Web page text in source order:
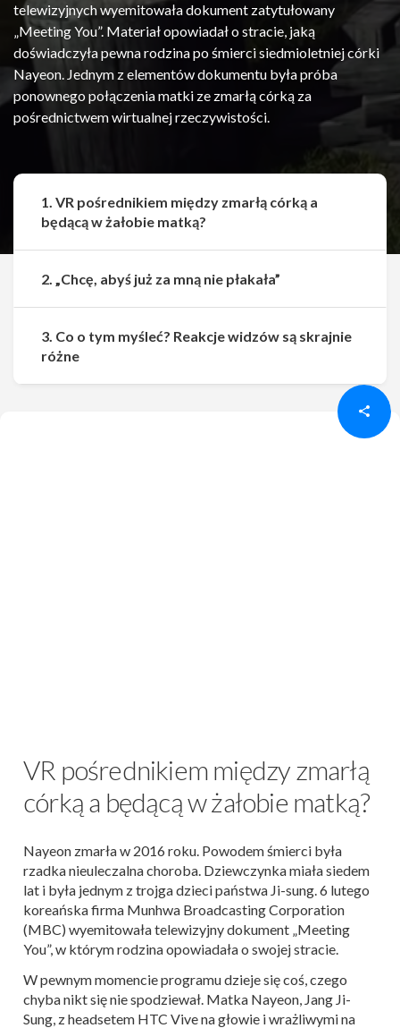
telewizyjnych wyemitowała dokument zatytułowany
„Meeting You”. Materiał opowiadał o stracie, jaką
doświadczyła pewna rodzina po śmierci siedmioletniej córki
Nayeon. Jednym z elementów dokumentu była próba
ponownego połączenia matki ze zmarłą córką za
pośrednictwem wirtualnej rzeczywistości.
VR pośrednikiem między zmarłą
córką a będącą w żałobie matką?
Nayeon zmarła w 2016 roku. Powodem śmierci była
rzadka nieuleczalna choroba. Dziewczynka miała siedem
lat i była jednym z trojga dzieci państwa Ji-sung. 6 lutego
koreańska firma Munhwa Broadcasting Corporation
(MBC) wyemitowała telewizyjny dokument „Meeting
You”, w którym rodzina opowiadała o swojej stracie.
W pewnym momencie programu dzieje się coś, czego
chyba nikt się nie spodziewał. Matka Nayeon, Jang Ji-
Sung, z headsetem HTC Vive na głowie i wrażliwymi na
1. VR pośrednikiem między zmarłą córką a
będącą w żałobie matką?
2. „Chcę, abyś już za mną nie płakała”
3. Co o tym myśleć? Reakcje widzów są skrajnie
różne